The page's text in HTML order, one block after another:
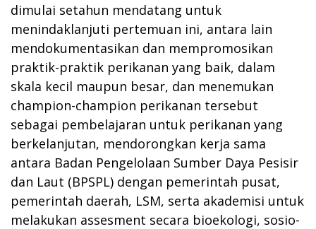
dimulai setahun mendatang untuk
menindaklanjuti pertemuan ini, antara lain
mendokumentasikan dan mempromosikan
praktik-praktik perikanan yang baik, dalam
skala kecil maupun besar, dan menemukan
champion-champion perikanan tersebut
sebagai pembelajaran untuk perikanan yang
berkelanjutan, mendorongkan kerja sama
antara Badan Pengelolaan Sumber Daya Pesisir
dan Laut (BPSPL) dengan pemerintah pusat,
pemerintah daerah, LSM, serta akademisi untuk
melakukan assesment secara bioekologi, sosio-